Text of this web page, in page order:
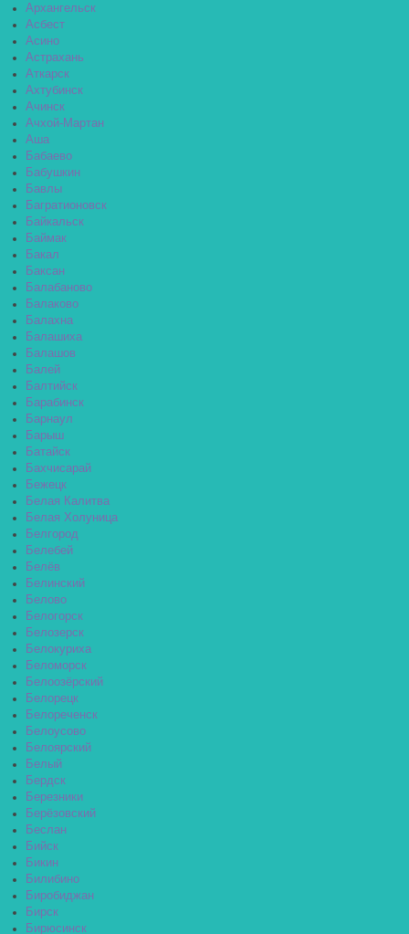
Архангельск
Асбест
Асино
Астрахань
Аткарск
Ахтубинск
Ачинск
Ачхой-Мартан
Аша
Бабаево
Бабушкин
Бавлы
Багратионовск
Байкальск
Баймак
Бакал
Баксан
Балабаново
Балаково
Балахна
Балашиха
Балашов
Балей
Балтийск
Барабинск
Барнаул
Барыш
Батайск
Бахчисарай
Бежецк
Белая Калитва
Белая Холуница
Белгород
Белебей
Белёв
Белинский
Белово
Белогорск
Белозерск
Белокуриха
Беломорск
Белоозёрский
Белорецк
Белореченск
Белоусово
Белоярский
Белый
Бердск
Березники
Берёзовский
Беслан
Бийск
Бикин
Билибино
Биробиджан
Бирск
Бирюсинск